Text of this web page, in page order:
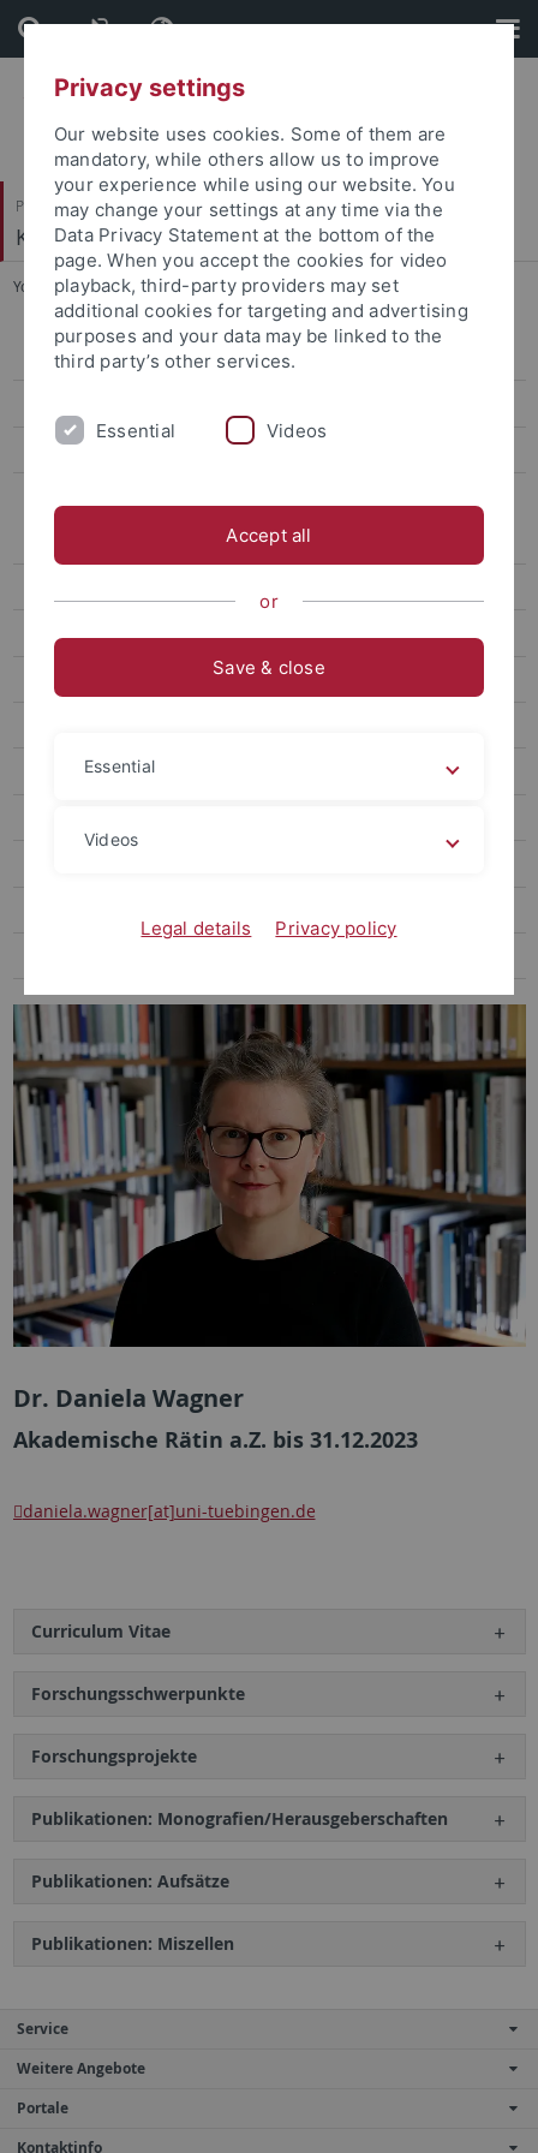
Skip
to
content
Skip
to
footer
Philosophische Fakultät
Kunsthistorisches Institut
You are here: Startseite ... Wagner, Daniela, Dr. phil.
Ehemalige ProfessorInnen
Ehemalige Lehrbeauftragte
Finke, Marcel, Dr. phil.
Dr. Daniela Wagner
Akademische Rätin a.Z. bis 31.12.2023
daniela.wagner[at]uni-tuebingen.de
Curriculum Vitae
Forschungsschwerpunkte
Forschungsprojekte
Publikationen: Monografien/Herausgeberschaften
Publikationen: Aufsätze
Publikationen: Miszellen
Service
Weitere Angebote
Portale
Kontaktinfo
Privacy settings
Our website uses cookies. Some of them are
mandatory, while others allow us to improve
your experience while using our website. You
may change your settings at any time via the
Data Privacy Statement at the bottom of the
page. When you accept the cookies for video
playback, third-party providers may set
additional cookies for targeting and advertising
purposes and your data may be linked to the
third party’s other services.
Essential Videos
Accept all
or
Save & close
Essential
Videos
Legal details Privacy policy